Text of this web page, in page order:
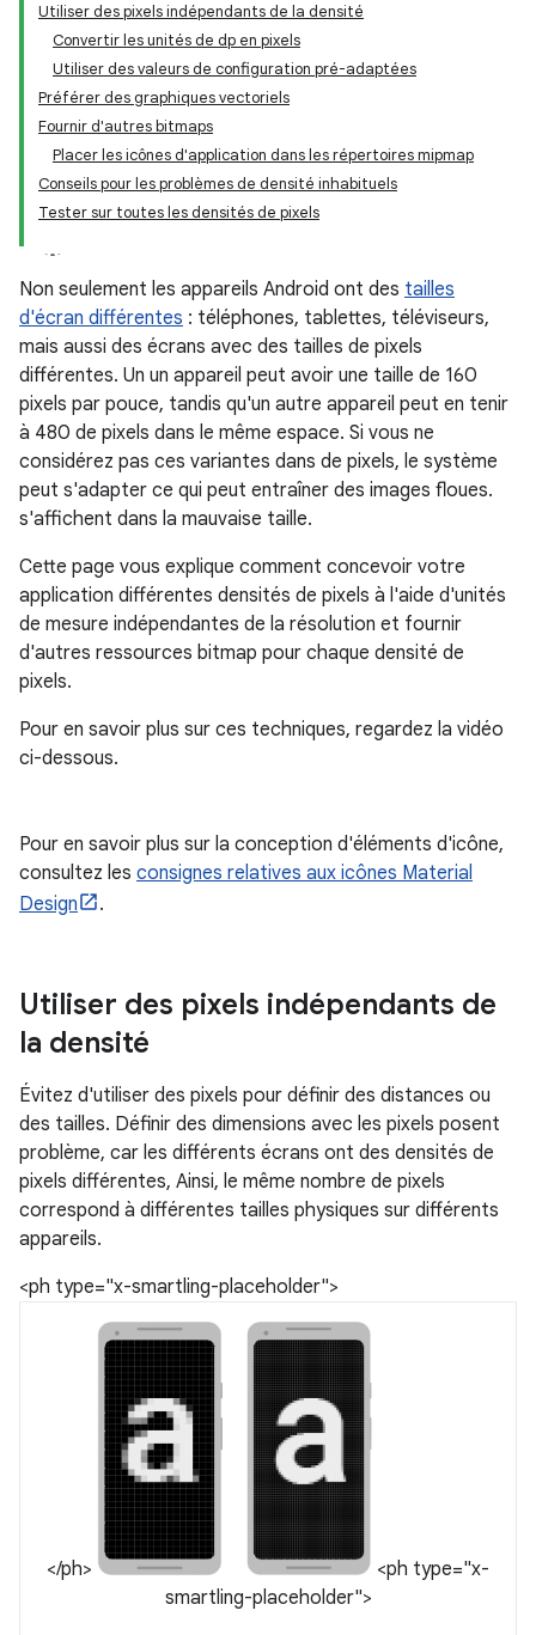
Utiliser des pixels indépendants de la densité
Convertir les unités de dp en pixels
Utiliser des valeurs de configuration pré-adaptées
Préférer des graphiques vectoriels
Fournir d'autres bitmaps
Placer les icônes d'application dans les répertoires mipmap
Conseils pour les problèmes de densité inhabituels
Tester sur toutes les densités de pixels
Non seulement les appareils Android ont des tailles
d'écran différentes : téléphones, tablettes, téléviseurs,
mais aussi des écrans avec des tailles de pixels
différentes. Un un appareil peut avoir une taille de 160
pixels par pouce, tandis qu'un autre appareil peut en tenir
à 480 de pixels dans le même espace. Si vous ne
considérez pas ces variantes dans de pixels, le système
peut s'adapter ce qui peut entraîner des images floues.
s'affichent dans la mauvaise taille.
Cette page vous explique comment concevoir votre
application différentes densités de pixels à l'aide d'unités
de mesure indépendantes de la résolution et fournir
d'autres ressources bitmap pour chaque densité de
pixels.
Pour en savoir plus sur ces techniques, regardez la vidéo
ci-dessous.
Pour en savoir plus sur la conception d'éléments d'icône,
consultez les consignes relatives aux icônes Material
Design
.
Utiliser des pixels indépendants de
la densité
Évitez d'utiliser des pixels pour définir des distances ou
des tailles. Définir des dimensions avec les pixels posent
problème, car les différents écrans ont des densités de
pixels différentes, Ainsi, le même nombre de pixels
correspond à différentes tailles physiques sur différents
appareils.
<ph type="x-smartling-placeholder">
</ph>
<ph type="x-
smartling-placeholder">